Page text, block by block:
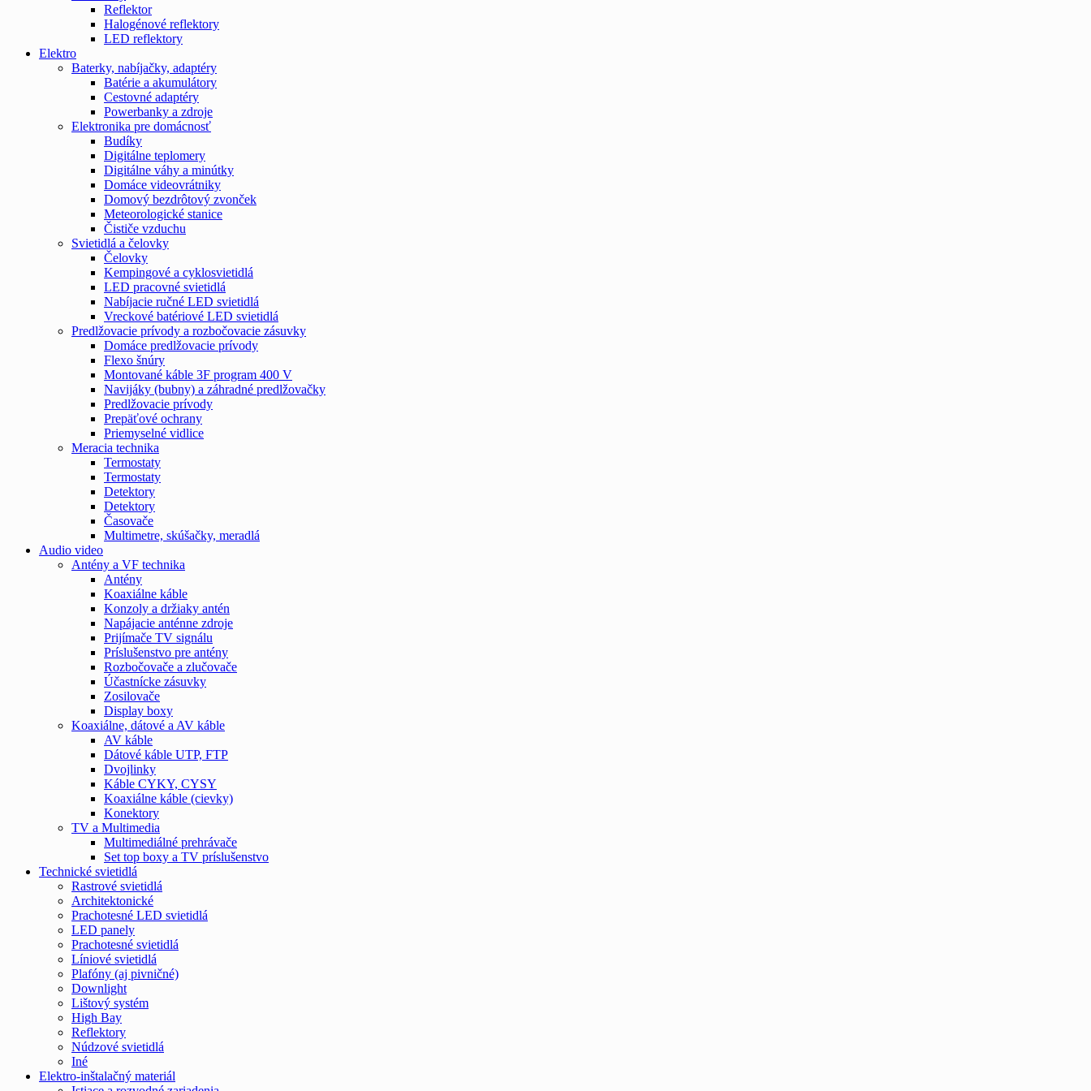
Reflektor
Halogénové reflektory
LED reflektory
Elektro
Baterky, nabíjačky, adaptéry
Batérie a akumulátory
Cestovné adaptéry
Powerbanky a zdroje
Elektronika pre domácnosť
Budíky
Digitálne teplomery
Digitálne váhy a minútky
Domáce videovrátniky
Domový bezdrôtový zvonček
Meteorologické stanice
Čističe vzduchu
Svietidlá a čelovky
Čelovky
Kempingové a cyklosvietidlá
LED pracovné svietidlá
Nabíjacie ručné LED svietidlá
Vreckové batériové LED svietidlá
Predlžovacie prívody a rozbočovacie zásuvky
Domáce predlžovacie prívody
Flexo šnúry
Montované káble 3F program 400 V
Navijáky (bubny) a záhradné predlžovačky
Predlžovacie prívody
Prepäťové ochrany
Priemyselné vidlice
Meracia technika
Termostaty
Termostaty
Detektory
Detektory
Časovače
Multimetre, skúšačky, meradlá
Audio video
Antény a VF technika
Antény
Koaxiálne káble
Konzoly a držiaky antén
Napájacie anténne zdroje
Prijímače TV signálu
Príslušenstvo pre antény
Rozbočovače a zlučovače
Účastnícke zásuvky
Zosilovače
Display boxy
Koaxiálne, dátové a AV káble
AV káble
Dátové káble UTP, FTP
Dvojlinky
Káble CYKY, CYSY
Koaxiálne káble (cievky)
Konektory
TV a Multimedia
Multimediálné prehrávače
Set top boxy a TV príslušenstvo
Technické svietidlá
Rastrové svietidlá
Architektonické
Prachotesné LED svietidlá
LED panely
Prachotesné svietidlá
Líniové svietidlá
Plafóny (aj pivničné)
Downlight
Lištový systém
High Bay
Reflektory
Núdzové svietidlá
Iné
Elektro-inštalačný materiál